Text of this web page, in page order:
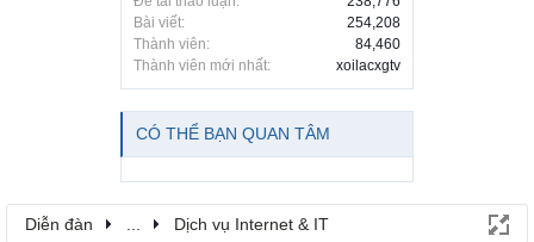
Bài viết:
254,208
Thành viên:
84,460
Thành viên mới nhất:
xoilacxgtv
CÓ THỂ BẠN QUAN TÂM
Diễn đàn Dịch vụ Internet & IT